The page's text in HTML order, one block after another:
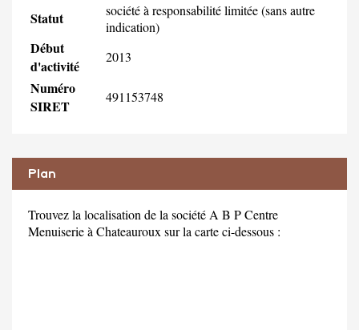
Statut
société à responsabilité limitée (sans autre
indication)
Début
d'activité
2013
Numéro
SIRET
491153748
Plan
Trouvez la localisation de la société A B P Centre
Menuiserie à Chateauroux sur la carte ci-dessous :